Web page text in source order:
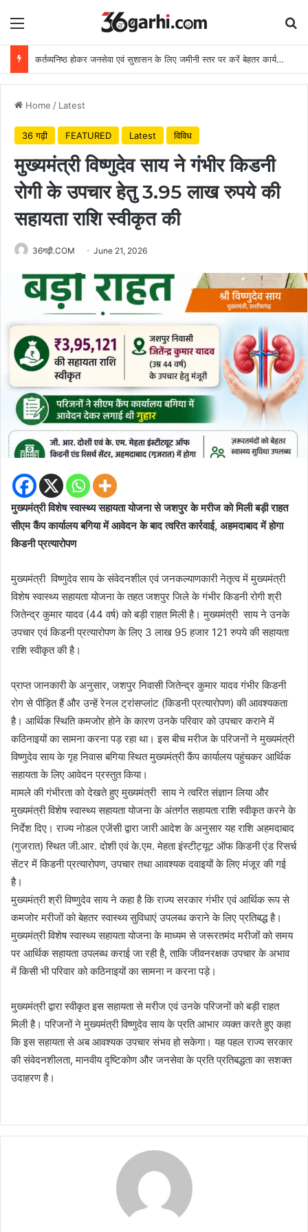
Menu
कर्तव्यनिष्ठ होकर जनसेवा एवं सुशासन के लिए जमीनी स्तर पर करें बेहतर कार्य: मुख्यमंत्री
Home / Latest
36 गढ़ी FEATURED Latest विविध
मुख्यमंत्री विष्णुदेव साय ने गंभीर किडनी
रोगी के उपचार हेतु 3.95 लाख रुपये की
सहायता राशि स्वीकृत की
36गढ़ी.COM June 21, 2026
मुख्यमंत्री विशेष स्वास्थ्य सहायता योजना से जशपुर के मरीज को मिली बड़ी राहत
सीएम कैंप कार्यालय बगिया में आवेदन के बाद त्वरित कार्रवाई, अहमदाबाद में होगा
किडनी प्रत्यारोपण
मुख्यमंत्री विष्णुदेव साय के संवेदनशील एवं जनकल्याणकारी नेतृत्व में मुख्यमंत्री
विशेष स्वास्थ्य सहायता योजना के तहत जशपुर जिले के गंभीर किडनी रोगी श्री
जितेन्द्र कुमार यादव (44 वर्ष) को बड़ी राहत मिली है। मुख्यमंत्री साय ने उनके
उपचार एवं किडनी प्रत्यारोपण के लिए 3 लाख 95 हजार 121 रुपये की सहायता
राशि स्वीकृत की है।
प्राप्त जानकारी के अनुसार, जशपुर निवासी जितेन्द्र कुमार यादव गंभीर किडनी
रोग से पीड़ित हैं और उन्हें रेनल ट्रांसप्लांट (किडनी प्रत्यारोपण) की आवश्यकता
है। आर्थिक स्थिति कमजोर होने के कारण उनके परिवार को उपचार कराने में
कठिनाइयों का सामना करना पड़ रहा था। इस बीच मरीज के परिजनों ने मुख्यमंत्री
विष्णुदेव साय के गृह निवास बगिया स्थित मुख्यमंत्री कैंप कार्यालय पहुंचकर आर्थिक
सहायता के लिए आवेदन प्रस्तुत किया।
मामले की गंभीरता को देखते हुए मुख्यमंत्री साय ने त्वरित संज्ञान लिया और
मुख्यमंत्री विशेष स्वास्थ्य सहायता योजना के अंतर्गत सहायता राशि स्वीकृत करने के
निर्देश दिए। राज्य नोडल एजेंसी द्वारा जारी आदेश के अनुसार यह राशि अहमदाबाद
(गुजरात) स्थित जी.आर. दोशी एवं के.एम. मेहता इंस्टीट्यूट ऑफ किडनी एंड रिसर्च
सेंटर में किडनी प्रत्यारोपण, उपचार तथा आवश्यक दवाइयों के लिए मंजूर की गई
है।
मुख्यमंत्री श्री विष्णुदेव साय ने कहा है कि राज्य सरकार गंभीर एवं आर्थिक रूप से
कमजोर मरीजों को बेहतर स्वास्थ्य सुविधाएं उपलब्ध कराने के लिए प्रतिबद्ध है।
मुख्यमंत्री विशेष स्वास्थ्य सहायता योजना के माध्यम से जरूरतमंद मरीजों को समय
पर आर्थिक सहायता उपलब्ध कराई जा रही है, ताकि जीवनरक्षक उपचार के अभाव
में किसी भी परिवार को कठिनाइयों का सामना न करना पड़े।
मुख्यमंत्री द्वारा स्वीकृत इस सहायता से मरीज एवं उनके परिजनों को बड़ी राहत
मिली है। परिजनों ने मुख्यमंत्री विष्णुदेव साय के प्रति आभार व्यक्त करते हुए कहा
कि इस सहायता से अब आवश्यक उपचार संभव हो सकेगा। यह पहल राज्य सरकार
की संवेदनशीलता, मानवीय दृष्टिकोण और जनसेवा के प्रति प्रतिबद्धता का सशक्त
उदाहरण है।